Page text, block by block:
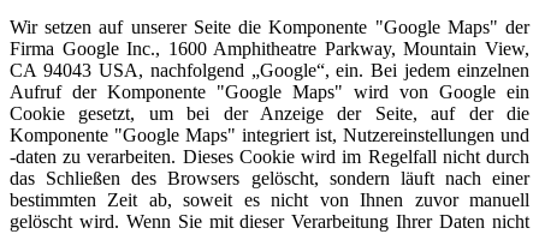
Wir setzen auf unserer Seite die Komponente "Google Maps" der
Firma Google Inc., 1600 Amphitheatre Parkway, Mountain View,
CA 94043 USA, nachfolgend „Google“, ein. Bei jedem einzelnen
Aufruf der Komponente "Google Maps" wird von Google ein
Cookie gesetzt, um bei der Anzeige der Seite, auf der die
Komponente "Google Maps" integriert ist, Nutzereinstellungen und
-daten zu verarbeiten. Dieses Cookie wird im Regelfall nicht durch
das Schließen des Browsers gelöscht, sondern läuft nach einer
bestimmten Zeit ab, soweit es nicht von Ihnen zuvor manuell
gelöscht wird. Wenn Sie mit dieser Verarbeitung Ihrer Daten nicht